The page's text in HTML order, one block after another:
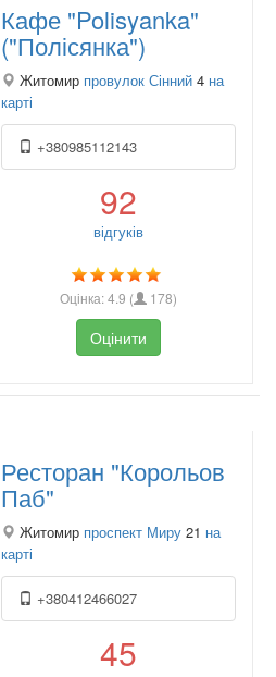
Кафе "Polisyanka"
("Полісянка")
Житомир провулок Сінний 4 на
карті
+380985112143
92
відгуків
Оцінка:4.9 ( 178)
Оцінити
Ресторан "Корольов
Паб"
Житомир проспект Миру 21 на
карті
+380412466027
45